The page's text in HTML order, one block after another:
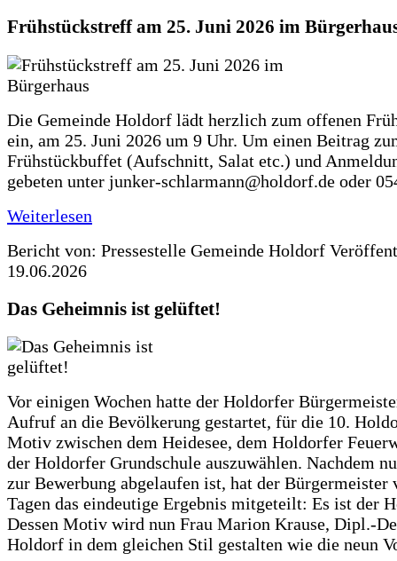
Frühstückstreff am 25. Juni 2026 im
Die Gemeinde Holdorf lädt herzlich zum offenen
ein, am 25. Juni 2026 um 9 Uhr. Um einen Beitrag
Frühstückbuffet (Aufschnitt, Salat etc.) und
gebeten unter junker-schlarmann@holdorf.de oder
Weiterlesen
Bericht von: Pressestelle Gemeinde Holdorf
19.06.2026
Das Geheimnis ist gelüftet!
Vor einigen Wochen hatte der Holdorfer
Aufruf an die Bevölkerung gestartet, für die 10.
Motiv zwischen dem Heidesee, dem Holdorfer
der Holdorfer Grundschule auszuwählen. Nachdem
zur Bewerbung abgelaufen ist, hat der Bürgermeister
Tagen das eindeutige Ergebnis mitgeteilt: Es ist der
Dessen Motiv wird nun Frau Marion Krause, Dipl.-
Holdorf in dem gleichen Stil gestalten wie die neun